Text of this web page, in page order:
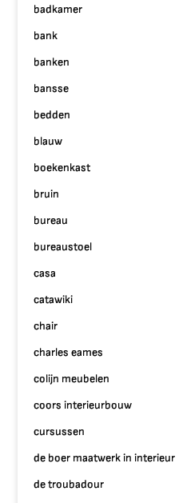
badkamer
bank
banken
bansse
bedden
blauw
boekenkast
bruin
bureau
bureaustoel
casa
catawiki
chair
charles eames
colijn meubelen
coors interieurbouw
cursussen
de boer maatwerk in interieur
de troubadour